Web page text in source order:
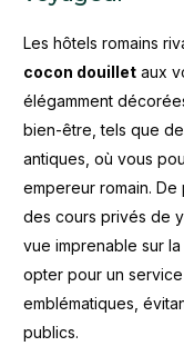
Les hôtels romains
cocon douillet aux
élégamment
bien-être, tels que
antiques, où vous
empereur romain.
des cours privés de
vue imprenable sur
opter pour un
emblématiques,
publics.